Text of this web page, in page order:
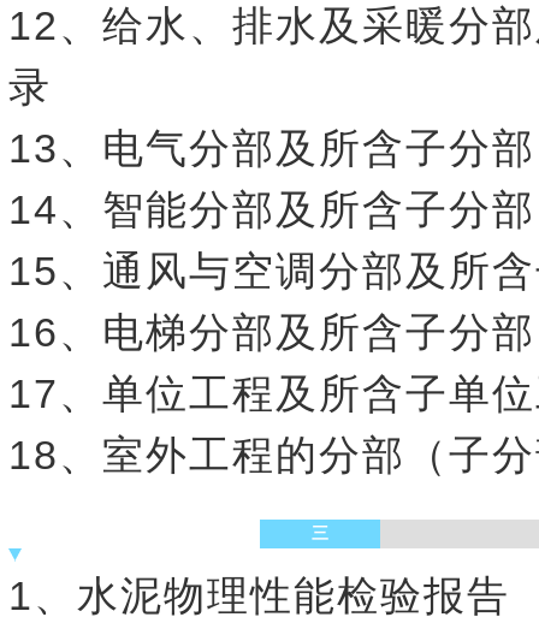
12、给水、排水及采暖分
录
13、电气分部及所含子分
14、智能分部及所含子分
15、通风与空调分部及所
16、电梯分部及所含子分
17、单位工程及所含子单
18、室外工程的分部（子
三
1、水泥物理性能检验报告